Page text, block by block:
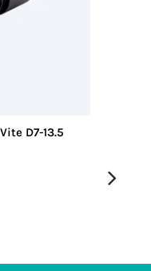
D7-13.5
Prezzo